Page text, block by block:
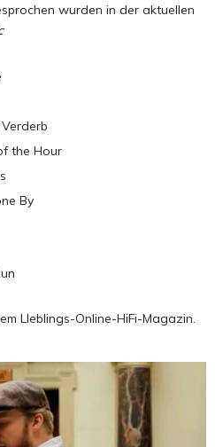
wurden in der aktuellen
the Hour
By
LIeblings-Online-HiFi-Magazin.